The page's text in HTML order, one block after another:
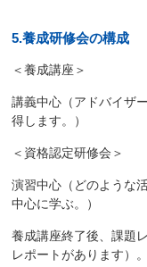
5.養成研修会の構成
＜養成講座＞
講義中心（アドバイザ
得します。）
＜資格認定研修会＞
演習中心（どのような
中心に学ぶ。）
養成講座終了後、課題
レポートがあります）。